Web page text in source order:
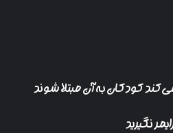
کودکان به آن مبتلا شوند
نگیرید